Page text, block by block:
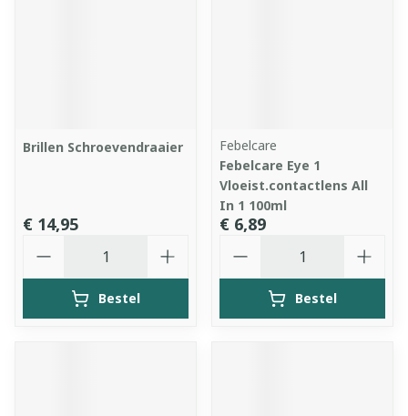
Brillen Schroevendraaier
€ 14,95
Bestel
Febelcare
Febelcare Eye 1
Vloeist.contactlens All
In 1 100ml
€ 6,89
Bestel